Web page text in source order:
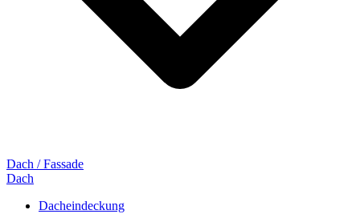
Dach / Fassade
Dach
Dacheindeckung